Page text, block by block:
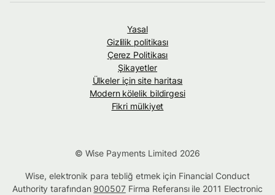
Yasal
Gizlilik politikası
Çerez Politikası
Şikayetler
Ülkeler için site haritası
Modern kölelik bildirgesi
Fikri mülkiyet
© Wise Payments Limited 2026
Wise, elektronik para tebliğ etmek için Financial Conduct
Authority tarafından 900507Firma Referansı ile 2011 Electronic